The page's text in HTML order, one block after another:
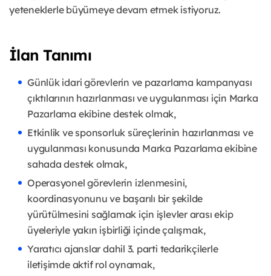
yeteneklerle büyümeye devam etmek istiyoruz.
İlan Tanımı
Günlük idari görevlerin ve pazarlama kampanyası
çıktılarının hazırlanması ve uygulanması için Marka
Pazarlama ekibine destek olmak,
Etkinlik ve sponsorluk süreçlerinin hazırlanması ve
uygulanması konusunda Marka Pazarlama ekibine
sahada destek olmak,
Operasyonel görevlerin izlenmesini,
koordinasyonunu ve başarılı bir şekilde
yürütülmesini sağlamak için işlevler arası ekip
üyeleriyle yakın işbirliği içinde çalışmak,
Yaratıcı ajanslar dahil 3. parti tedarikçilerle
iletişimde aktif rol oynamak,